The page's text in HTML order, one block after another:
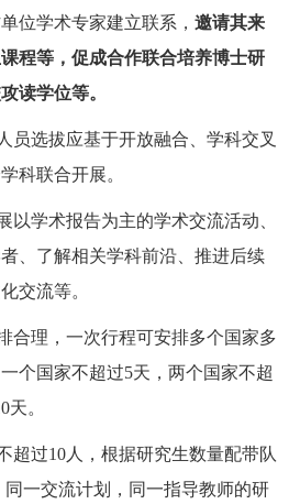
位学术专家建立联系， 邀请其来
程等，促成合作联合培养博士研
读学位等。
员选拔应基于开放融合、学科交叉
科联合开展。
以学术报告为主的学术交流活动、
、了解相关学科前沿、推进后续
交流等。
合理，一次行程可安排多个国家多
个国家不超过5天，两个国家不超
天。
超过10 人，根据研究生数量配带队
同一交流计划，同一指导教师的研